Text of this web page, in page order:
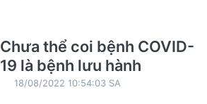
Chưa thể coi bệnh COVID-
19 là bệnh lưu hành
18/08/2022 10:54:03 SA